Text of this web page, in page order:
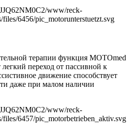
терапии функция MOTOmed
легкий переход от пассивной к
движение способствует
даже при малом наличии